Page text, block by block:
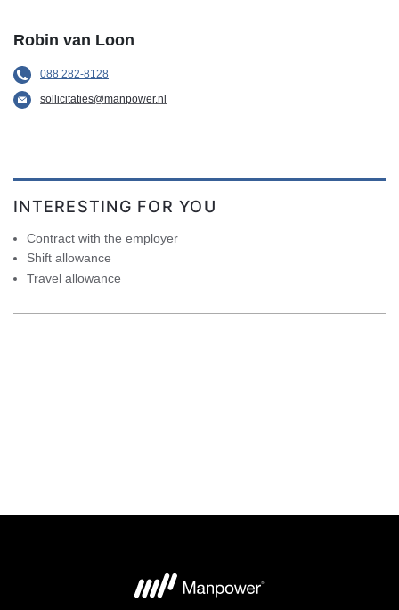
Robin van Loon
088 282-8128
sollicitaties@manpower.nl
INTERESTING FOR YOU
Contract with the employer
Shift allowance
Travel allowance